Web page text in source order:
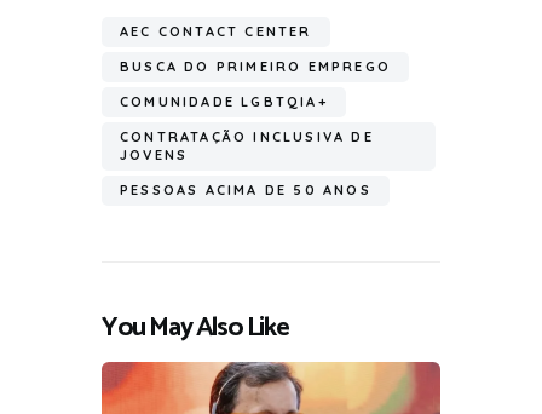
AEC CONTACT CENTER
BUSCA DO PRIMEIRO EMPREGO
COMUNIDADE LGBTQIA+
CONTRATAÇÃO INCLUSIVA DE
JOVENS
PESSOAS ACIMA DE 50 ANOS
You May Also Like